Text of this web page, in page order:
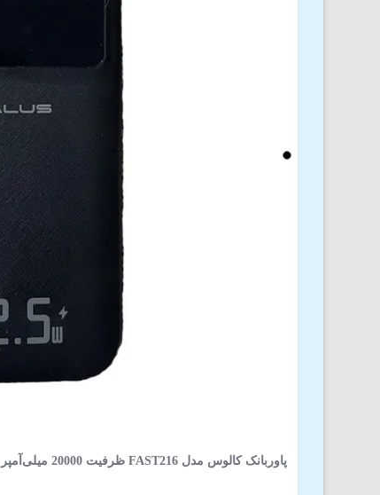
پاوربانک کالوس مدل FAST216 ظرفیت 20000 میلی‌آمپر ساعت توان 22.5 وات